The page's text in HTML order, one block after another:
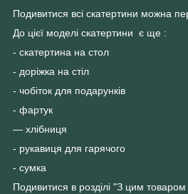
Подивитися всі скатертини можна
До цієї моделі скатертини є ще :
- скатертина на стол
- доріжка на стіл
- чобіток для подарунків
- фартук
— хлібниця
- рукавиця для гарячого
- сумка
Подивитися в розділі "З цим